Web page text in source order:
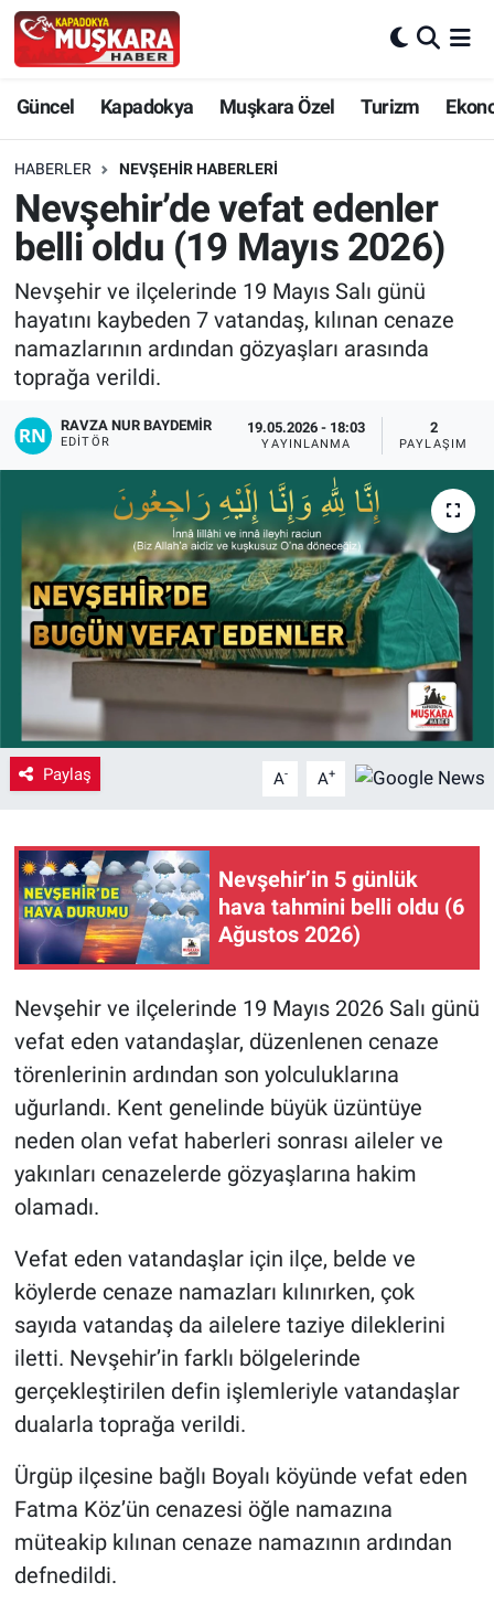
Güncel Kapadokya Muşkara Özel Turizm
HABERLER NEVŞEHIR HABERLERI
Nevşehir’de vefat edenler
belli oldu (19 Mayıs 2026)
Nevşehir ve ilçelerinde 19 Mayıs Salı günü
hayatını kaybeden 7 vatandaş, kılınan cenaze
namazlarının ardından gözyaşları arasında
toprağa verildi.
RAVZA NUR BAYDEMIR
EDITÖR
19.05.2026 - 18:03
YAYINLANMA
2
PAYLAŞIM
Paylaş A- A+
Nevşehir’in 5 günlük
hava tahmini belli oldu (6
Ağustos 2026)
Nevşehir ve ilçelerinde 19 Mayıs 2026 Salı günü
vefat eden vatandaşlar, düzenlenen cenaze
törenlerinin ardından son yolculuklarına
uğurlandı. Kent genelinde büyük üzüntüye
neden olan vefat haberleri sonrası aileler ve
yakınları cenazelerde gözyaşlarına hakim
olamadı.
Vefat eden vatandaşlar için ilçe, belde ve
köylerde cenaze namazları kılınırken, çok
sayıda vatandaş da ailelere taziye dileklerini
iletti. Nevşehir’in farklı bölgelerinde
gerçekleştirilen defin işlemleriyle vatandaşlar
dualarla toprağa verildi.
Ürgüp ilçesine bağlı Boyalı köyünde vefat eden
Fatma Köz’ün cenazesi öğle namazına
müteakip kılınan cenaze namazının ardından
defnedildi.
Güncel
SEÇİM
Muşkara Özel
Ekonomi
Kapadokya
Turizm
Yaşam
VEFATLAR
Nevşehir Hava Durumu
Nevşehir Trafik Yoğunluk Haritası
Süper Lig Puan Durumu ve Fikstür
Tüm Manşetler
Son Dakika Haberleri
Haber Arşivi